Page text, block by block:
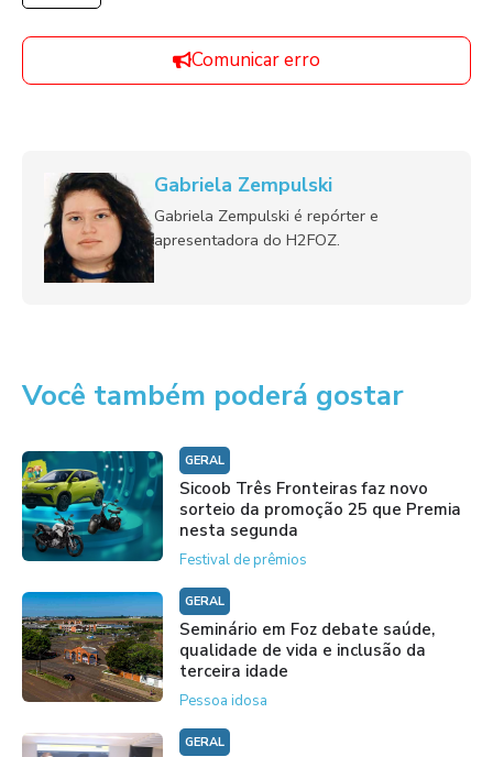
Comunicar erro
Gabriela Zempulski
Gabriela Zempulski é repórter e
apresentadora do H2FOZ.
Você também poderá gostar
GERAL
Sicoob Três Fronteiras faz novo
sorteio da promoção 25 que Premia
nesta segunda
Festival de prêmios
GERAL
Seminário em Foz debate saúde,
qualidade de vida e inclusão da
terceira idade
Pessoa idosa
GERAL